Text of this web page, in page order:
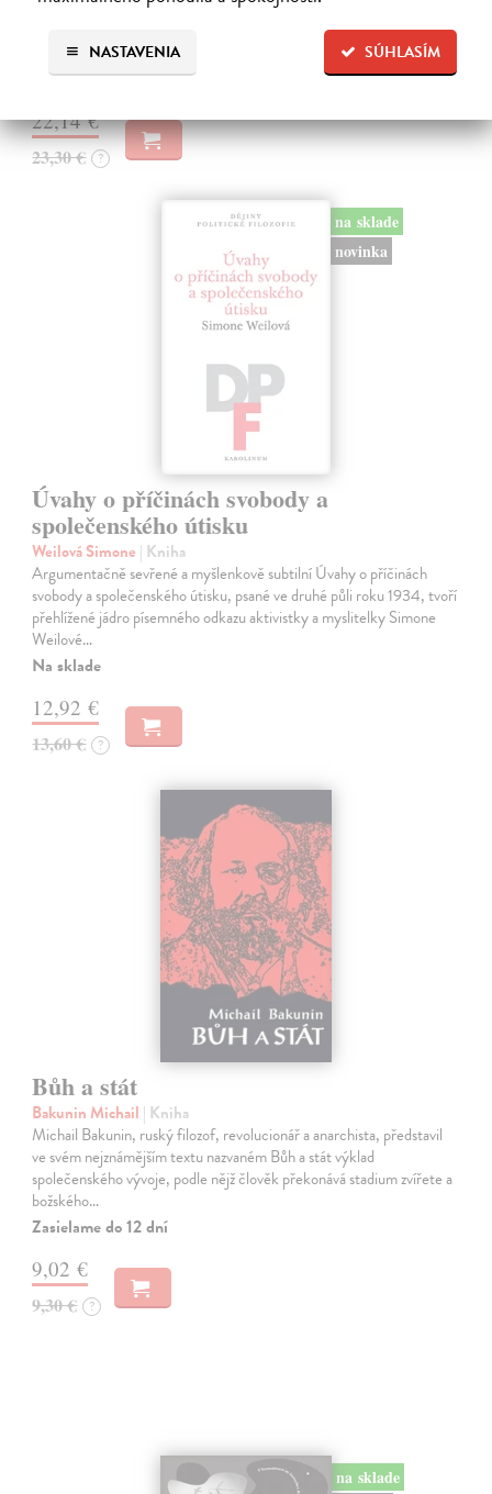
SÚHLASÍM
NASTAVENIA
matematického pojmu nekonečna a zároveň jej obohacuje o původní
mytické, theologické a literární spekulace, které nekonečno vždy
provázely.…
Na sklade
22,14 €
23,30 € ?
na sklade
novinka
Úvahy o příčinách svobody a
společenského útisku
Weilová Simone | Kniha
Argumentačně sevřené a myšlenkově subtilní Úvahy o příčinách
svobody a společenského útisku, psané ve druhé půli roku 1934, tvoří
přehlížené jádro písemného odkazu aktivistky a myslitelky Simone
Weilové…
Na sklade
12,92 €
13,60 € ?
Bůh a stát
Bakunin Michail | Kniha
Michail Bakunin, ruský filozof, revolucionář a anarchista, představil
ve svém nejznámějším textu nazvaném Bůh a stát výklad
společenského vývoje, podle nějž člověk překonává stadium zvířete a
božského…
Zasielame do 12 dní
9,02 €
9,30 € ?
na sklade